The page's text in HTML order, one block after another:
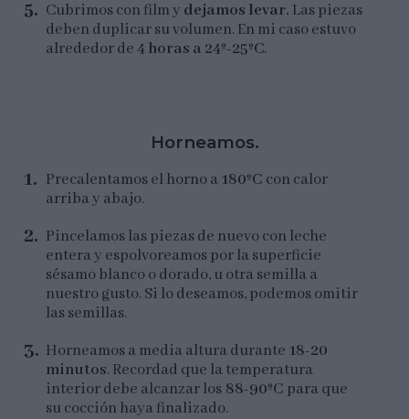
Cubrimos con film y dejamos levar. Las piezas
deben duplicar su volumen. En mi caso estuvo
alrededor de4 horas a 24º-25ºC.
Horneamos.
Precalentamos el horno a180ºC con calor
arriba y abajo.
Pincelamos las piezas de nuevo con leche
entera y espolvoreamos por la superficie
sésamo blanco o dorado, u otra semilla a
nuestro gusto. Si lo deseamos, podemos omitir
las semillas.
Horneamos a media altura durante 18-20
minutos. Recordad que la temperatura
interior debe alcanzar los 88-90ºC para que
su cocción haya finalizado.